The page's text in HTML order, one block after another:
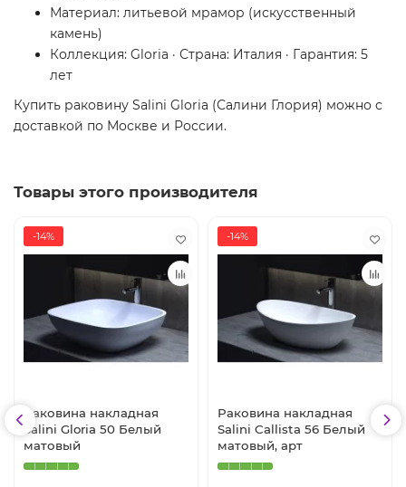
Материал: литьевой мрамор (искусственный
камень)
Коллекция: Gloria · Страна: Италия · Гарантия: 5
лет
Купить раковину Salini Gloria (Салини Глория) можно с
доставкой по Москве и России.
Товары этого производителя
-14%
Раковина накладная
Salini Gloria 50 Белый
матовый
-14%
Раковина накладная
Salini Callista 56 Белый
матовый, арт